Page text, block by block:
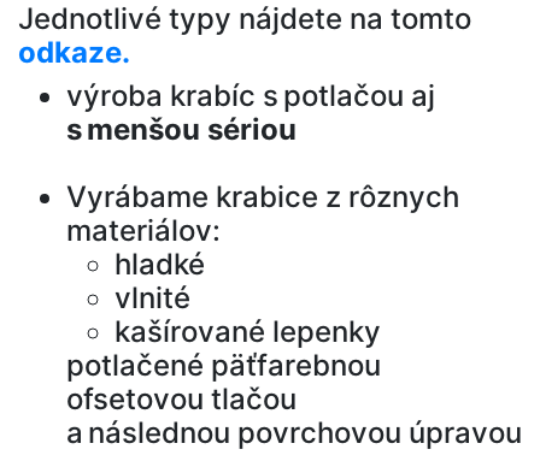
Jednotlivé typy nájdete na tomto
odkaze.
výroba krabíc s potlačou aj
s menšou sériou
Vyrábame krabice z rôznych
materiálov:
hladké
vlnité
kašírované lepenky
potlačené päťfarebnou
ofsetovou tlačou
a následnou povrchovou úpravou